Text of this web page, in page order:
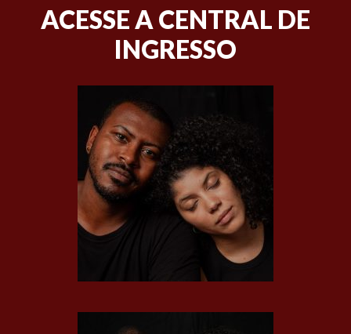
ACESSE A CENTRAL DE
INGRESSO